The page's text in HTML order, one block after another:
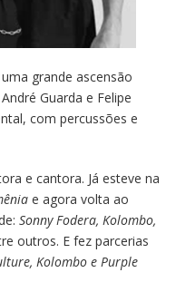
grande ascensão
Guarda e Felipe
com percussões e
e cantora. Já esteve na
e agora volta ao
Sonny Fodera, Kolombo,
outros. E fez parcerias
Kolombo e Purple